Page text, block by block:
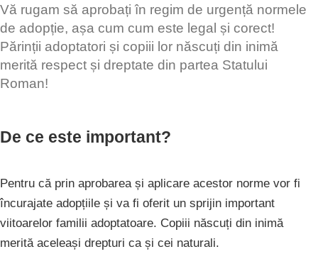
Vă rugam să aprobați în regim de urgență normele
de adopție, așa cum cum este legal și corect!
Părinții adoptatori și copiii lor născuți din inimă
merită respect și dreptate din partea Statului
Roman!
De ce este important?
Pentru că prin aprobarea și aplicare acestor norme vor fi
încurajate adopțiile și va fi oferit un sprijin important
viitoarelor familii adoptatoare. Copiii născuți din inimă
merită aceleași drepturi ca și cei naturali.